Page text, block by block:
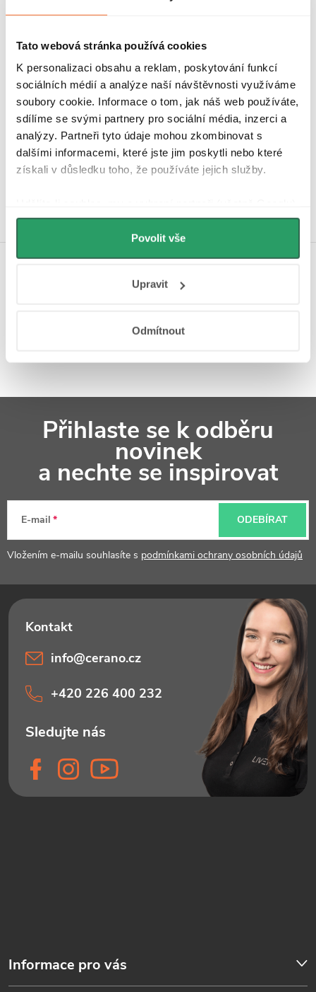
Tato webová stránka používá cookies
K personalizaci obsahu a reklam, poskytování funkcí
sociálních médií a analýze naší návštěvnosti využíváme
soubory cookie. Informace o tom, jak náš web používáte,
sdílíme se svými partnery pro sociální média, inzerci a
analýzy. Partneři tyto údaje mohou zkombinovat s
dalšími informacemi, které jste jim poskytli nebo které
získali v důsledku toho, že používáte jejich služby.
můžeme používat cookies pro analytiku a
personalizovanou reklamu. Jak Google zpracovává
osobní údaje najdete na stránkách
Povolit vše
Upravit
Odmítnout
Další inspirace
4,9 Hodnocení zákazníků
4340 hodnocení
Koupelnová inspirace na
a
Přihlaste se k odběru
novinek
a nechte se inspirovat
E-mail
Vložením e-mailu souhlasíte s podmínkami ochrany osobních údajů
ODEBÍRAT
Informace pro vás
info@cerano.cz
+420 226 400 232